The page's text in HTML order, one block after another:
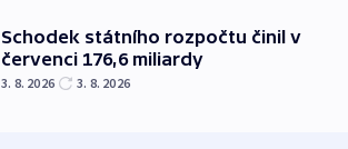
Schodek státního rozpočtu činil v
červenci 176,6 miliardy
3. 8. 2026 3. 8. 2026